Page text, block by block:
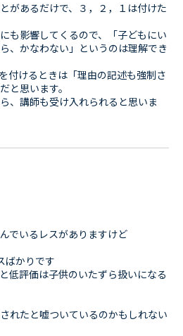
があるだけで、３，２，１は付けた
も影響してくるので、「子どもにい
、かなわない」というのは理解でき
付けるときは「理由の記述も強制さ
と思います。
、講師も受け入れられると思いま
でいるレスがありますけど
ばかりです
低評価は子供のいたずら扱いになる
れたと嘘ついているのかもしれない